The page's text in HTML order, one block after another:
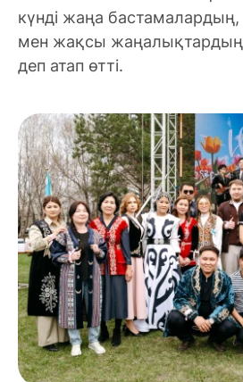
күнді жаңа
мен жақсы
деп атап өтті.